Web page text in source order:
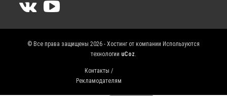
© Все права защищены 2026 - Хостинг от компании Используются
технологии uCoz.
Контакты /
Рекламодателям